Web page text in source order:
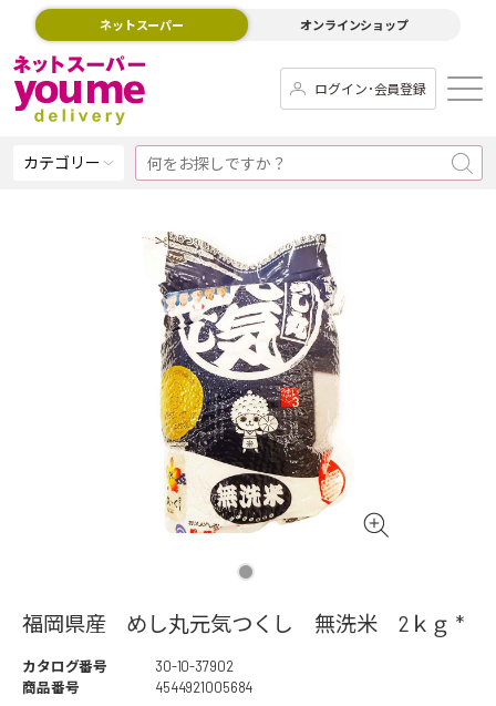
ネットスーパー オンラインショップ
ログイン･会員登録
カテゴリー
福岡県産 めし丸元気つくし 無洗米 2ｋｇ *
カタログ番号
30-10-37902
商品番号
4544921005684